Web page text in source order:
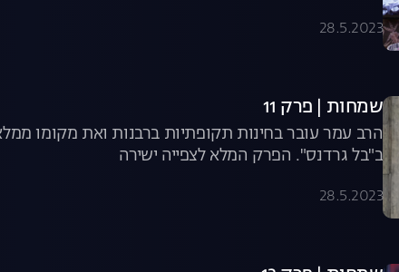
28.5.2023
שמחות | פרק 11
הרב עמר עובר בחינות תקופתיות ברבנות ואת מקומו
ב"בל גרדנס". הפרק המלא לצפייה ישירה
28.5.2023